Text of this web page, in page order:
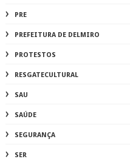
PRE
PREFEITURA DE DELMIRO
PROTESTOS
RESGATECULTURAL
SAU
SAÚDE
SEGURANÇA
SER